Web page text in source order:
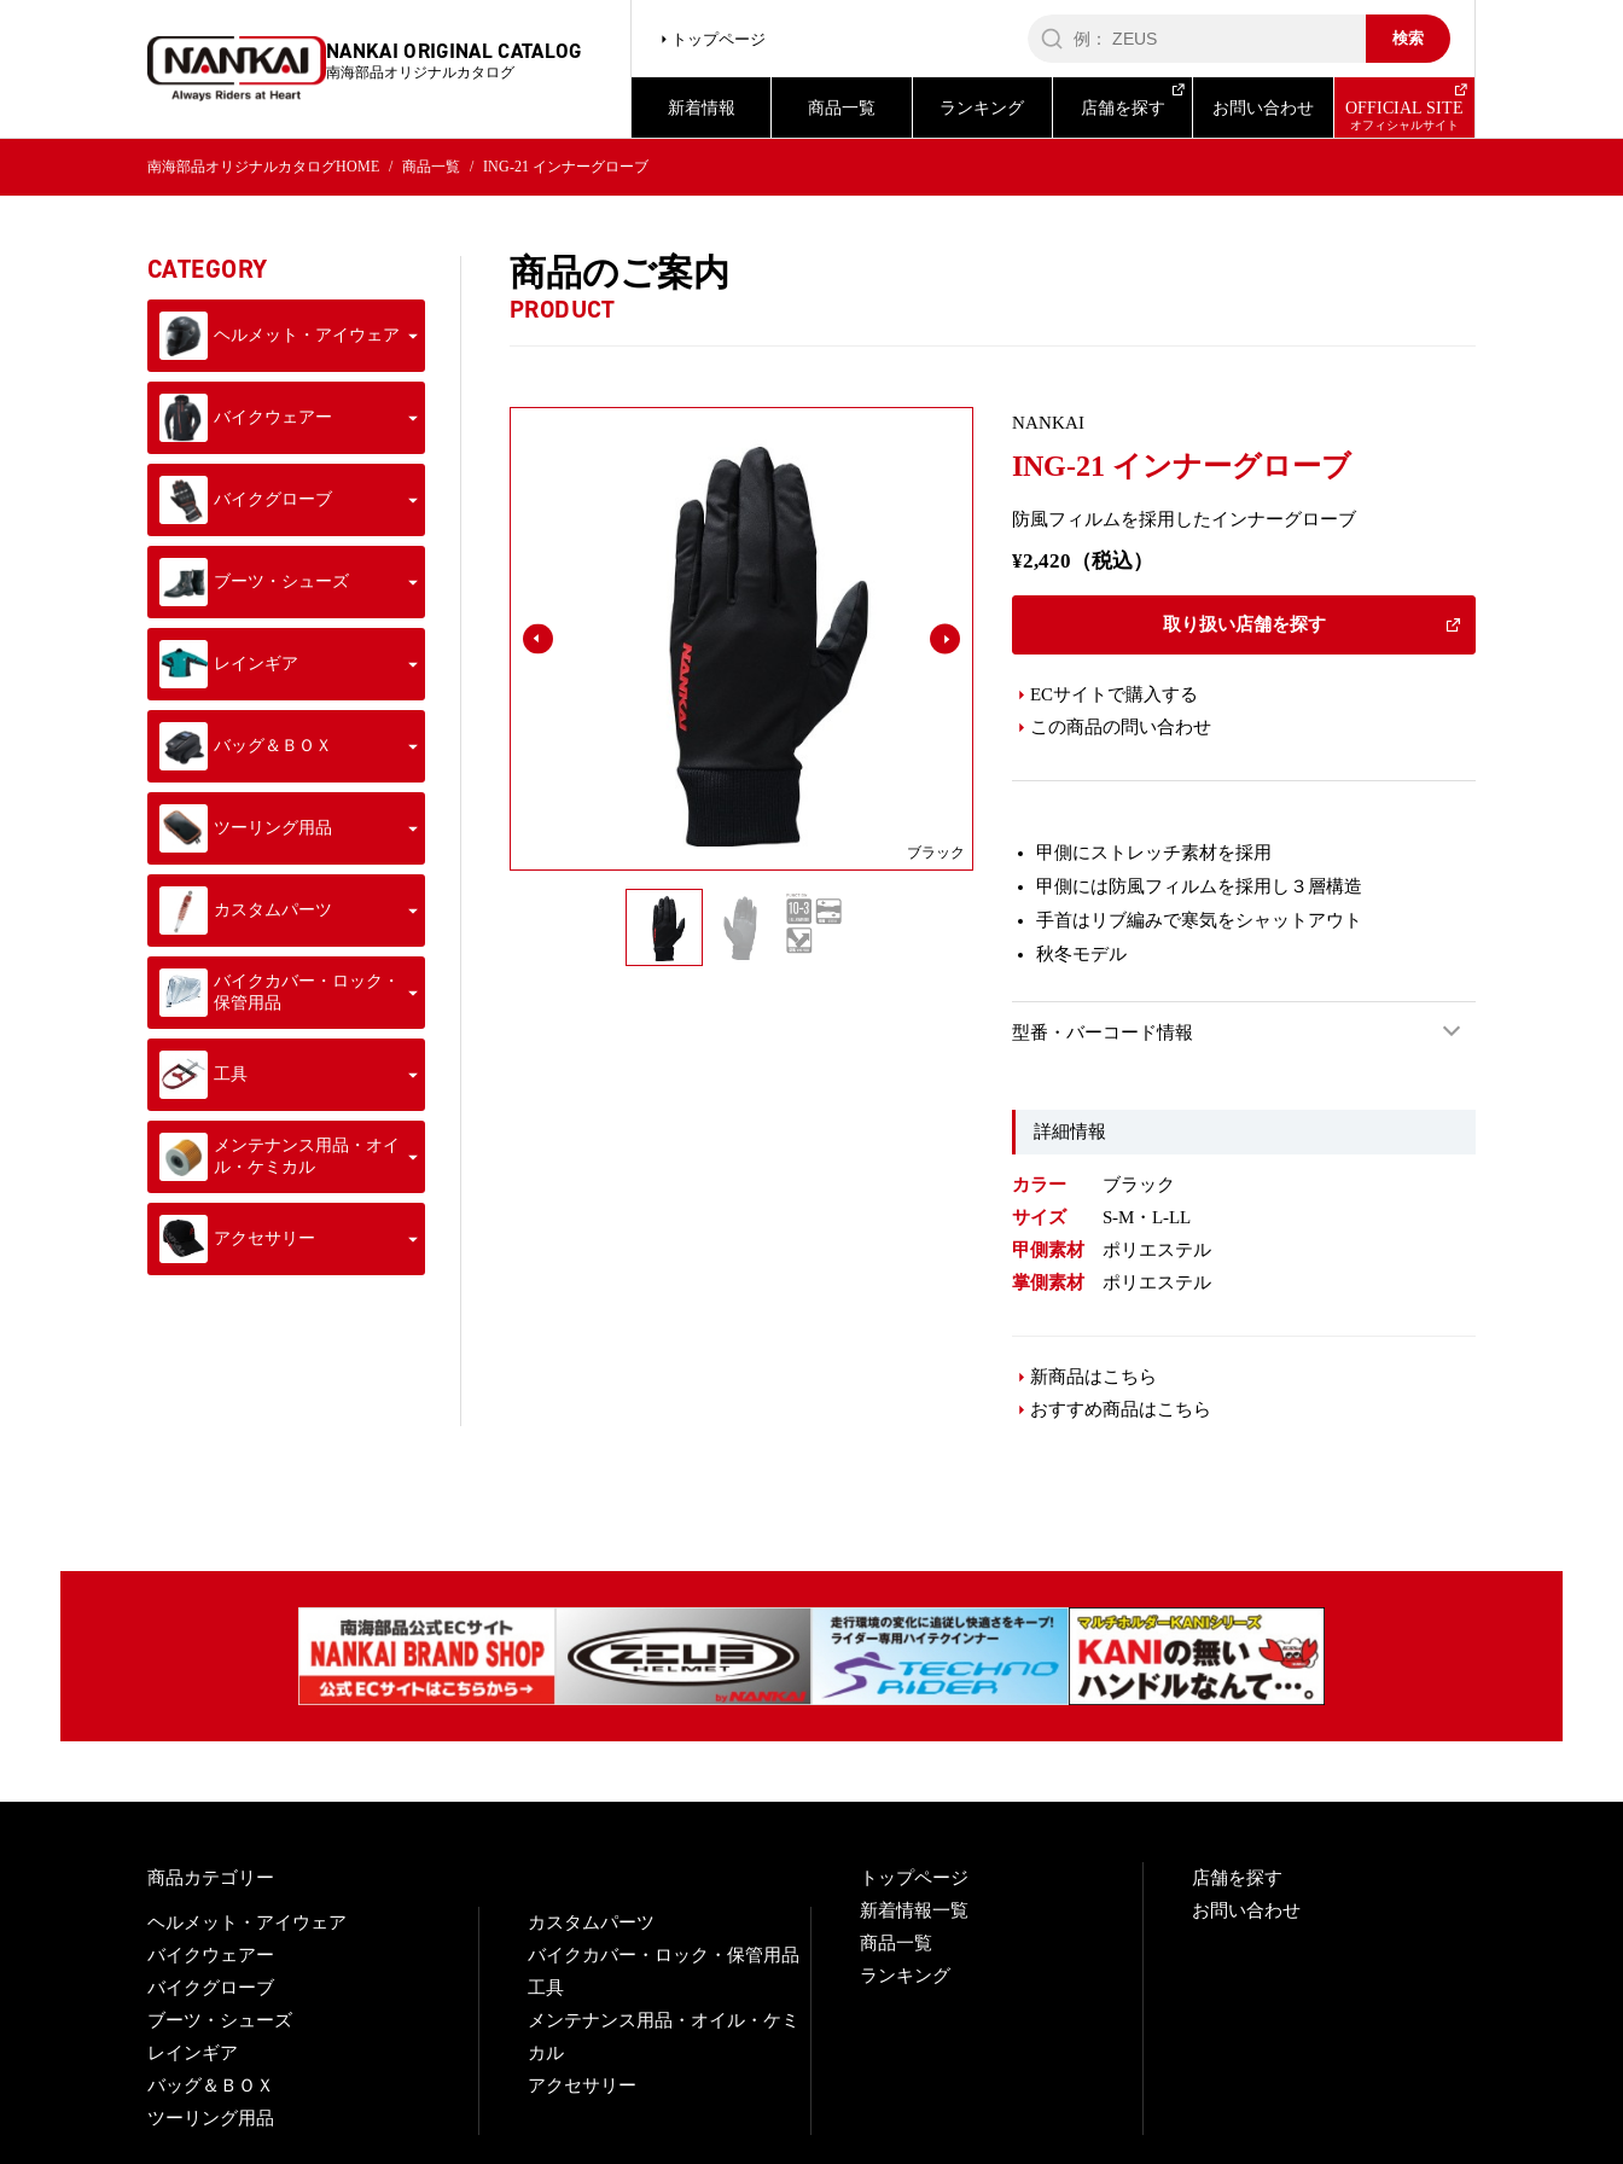
NANKAI ORIGINAL CATALOG
南海部品オリジナルカタログ
トップページ
新着情報 商品一覧 ランキング 店舗を探す お問い合わせ OFFICIAL SITE
南海部品オリジナルカタログHOME 商品一覧 ING-21 インナーグローブ
商品のご案内
PRODUCT
ブラック
NANKAI
ING-21 インナーグローブ
防風フィルムを採用したインナーグローブ
¥2,420（税込）
取り扱い店舗を探す
ECサイトで購入する
この商品の問い合わせ
甲側にストレッチ素材を採用
甲側には防風フィルムを採用し３層構造
手首はリブ編みで寒気をシャットアウト
秋冬モデル
型番・バーコード情報
詳細情報
カラー
ブラック
サイズ
S-M・L-LL
甲側素材
ポリエステル
掌側素材
ポリエステル
新商品はこちら
おすすめ商品はこちら
CATEGORY
ヘルメット・アイウェア
バイクウェアー
バイクグローブ
ブーツ・シューズ
レインギア
バッグ＆ＢＯＸ
ツーリング用品
カスタムパーツ
バイクカバー・ロック・
保管用品
工具
メンテナンス用品・オイ
ル・ケミカル
アクセサリー
商品カテゴリー
ヘルメット・アイウェア
バイクウェアー
バイクグローブ
ブーツ・シューズ
レインギア
バッグ＆ＢＯＸ
ツーリング用品
カスタムパーツ
バイクカバー・ロック・保管用品
工具
メンテナンス用品・オイル・ケミ
カル
アクセサリー
トップページ
新着情報一覧
商品一覧
ランキング
店舗を探す
お問い合わせ